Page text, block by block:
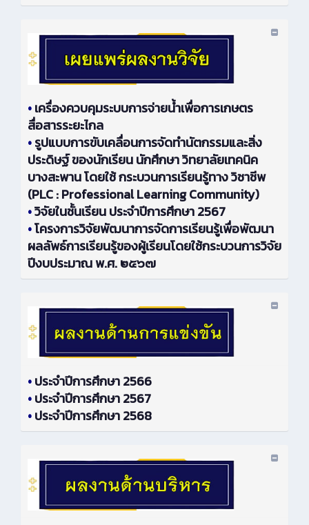
•เครื่องควบคุมระบบการจ่ายน้ำเพื่อการเกษตร
สื่อสารระยะไกล
•รูปแบบการขับเคลื่อนการจัดทำนัตกรรมและสิ่ง
ประดิษฐ์ ของนักเรียน นักศึกษา วิทยาลัยเทคนิค
บางสะพาน โดยใช้ กระบวนการเรียนรู้ทาง วิชาชีพ
(PLC : Professional Learning Community)
•วิจัยในชั้นเรียน ประจำปีการศึกษา 2567
•โครงการวิจัยพัฒนาการจัดการเรียนรู้เพื่อพัฒนา
ผลลัพธ์การเรียนรู้ของผู้เรียนโดยใช้กระบวนการวิจัย
ปีงบประมาณ พ.ศ. ๒๕๖๗
•ประจำปีการศึกษา 2566
•ประจำปีการศึกษา 2567
•ประจำปีการศึกษา 2568